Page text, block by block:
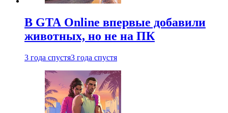
В GTA Online впервые добавили
животных, но не на ПК
3 года спустя3 года спустя